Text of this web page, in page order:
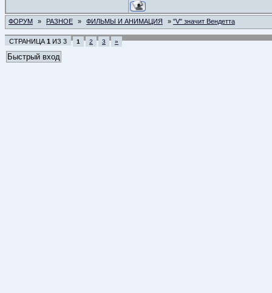
ФОРУМ » РАЗНОЕ » ФИЛЬМЫ И АНИМАЦИЯ » "V" значит Вендетта
СТРАНИЦА 1 ИЗ 3 1 2 3 »